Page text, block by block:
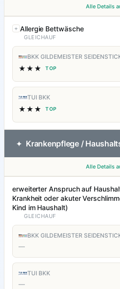
Alle Details
Allergie Bettwäsche
GLEICHAUF
BKK GILDEMEISTER
★★★ TOP
TUI BKK
★★★ TOP
✦ Krankenpflege /
Alle Details
erweiterter Anspruch auf
Krankheit oder akuter
Kind im Haushalt)
GLEICHAUF
BKK GILDEMEISTER
—
TUI BKK
—